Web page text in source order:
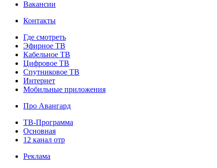
Вакансии
Контакты
Где смотреть
Эфирное ТВ
Кабельное ТВ
Цифровое ТВ
Спутниковое ТВ
Интернет
Мобильные приложения
Про Авангард
ТВ-Программа
Основная
12 канал отр
Реклама